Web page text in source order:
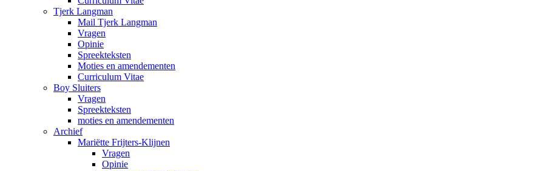
Tjerk Langman
Mail Tjerk Langman
Vragen
Opinie
Spreekteksten
Moties en amendementen
Curriculum Vitae
Boy Sluiters
Vragen
Spreekteksten
moties en amendementen
Archief
Mariëtte Frijters-Klijnen
Vragen
Opinie